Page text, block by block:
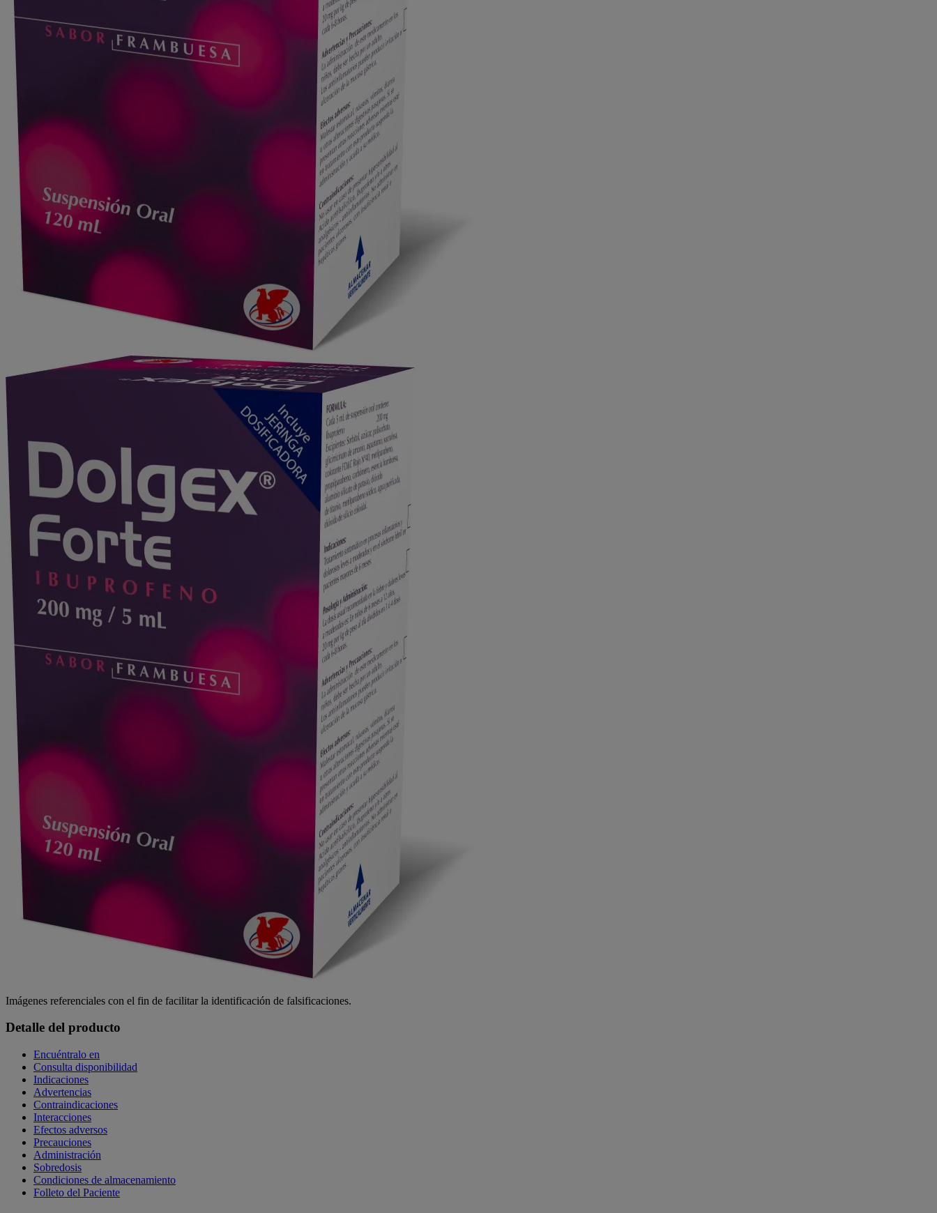
Imágenes referenciales con el fin de facilitar la identificación de falsificaciones.
Detalle del producto
Encuéntralo en
Consulta disponibilidad
Indicaciones
Advertencias
Contraindicaciones
Interacciones
Efectos adversos
Precauciones
Administración
Sobredosis
Condiciones de almacenamiento
Folleto del Paciente